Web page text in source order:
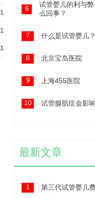
6
试管婴儿的利与
么回事？
7 什么是试管婴儿
8 北京宝岛医院
9 上海455医院
10 试管腺肌症会影
最新文章
1 第三代试管婴儿